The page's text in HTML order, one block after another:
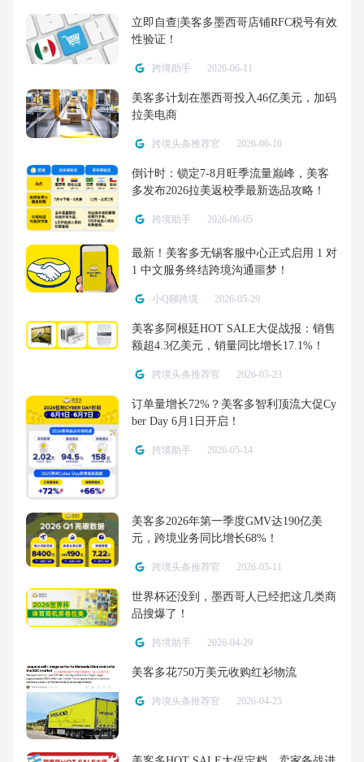
立即自查|美客多墨西哥店铺RFC税号有效
性验证！
跨境助手 2026-06-11
美客多计划在墨西哥投入46亿美元，加码
拉美电商
跨境头条推荐官 2026-06-10
倒计时：锁定7-8月旺季流量巅峰，美客
多发布2026拉美返校季最新选品攻略！
跨境助手 2026-06-05
最新！美客多无锡客服中心正式启用 1 对
1 中文服务终结跨境沟通噩梦！
小Q聊跨境 2026-05-29
美客多阿根廷HOT SALE大促战报：销售
额超4.3亿美元，销量同比增长17.1%！
跨境头条推荐官 2026-05-23
订单量增长72%？美客多智利顶流大促Cy
ber Day 6月1日开启！
跨境助手 2026-05-14
美客多2026年第一季度GMV达190亿美
元，跨境业务同比增长68%！
跨境头条推荐官 2026-05-11
世界杯还没到，墨西哥人已经把这几类商
品搜爆了！
跨境助手 2026-04-29
美客多花750万美元收购红衫物流
跨境头条推荐官 2026-04-25